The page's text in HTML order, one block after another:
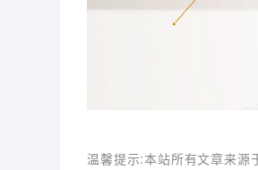
温馨提示:本站所有文章来源